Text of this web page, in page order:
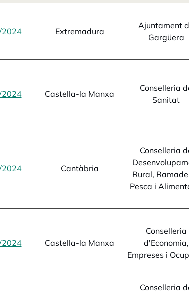
2024opens in a new tab
Extremadura
Ajuntament
Gargüera
2024opens in a new tab
Castella-la Manxa
Conselleria
Sanitat
2024opens in a new tab
Cantàbria
Conselleria
Rural,
Pesca i
2024opens in a new tab
Castella-la Manxa
Conselleria
d'Economia,
Empreses i
Conselleria